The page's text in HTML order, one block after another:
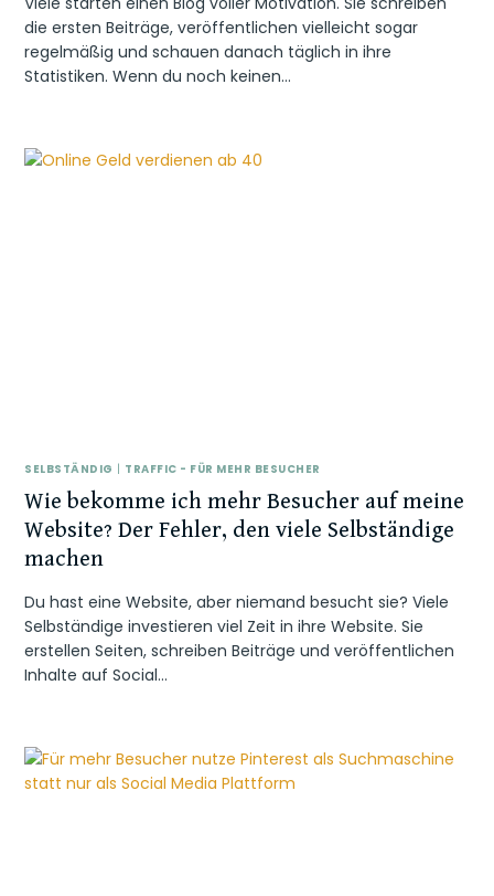
die ersten Beiträge, veröffentlichen vielleicht sogar
regelmäßig und schauen danach täglich in ihre
Statistiken. Wenn du noch keinen…
SELBSTÄNDIG TRAFFIC - FÜR MEHR BESUCHER
Wie bekomme ich mehr Besucher auf meine
Website? Der Fehler, den viele Selbständige
machen
Du hast eine Website, aber niemand besucht sie? Viele
Selbständige investieren viel Zeit in ihre Website. Sie
erstellen Seiten, schreiben Beiträge und veröffentlichen
Inhalte auf Social…